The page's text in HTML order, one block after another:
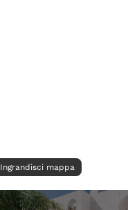
Ingrandisci mappa